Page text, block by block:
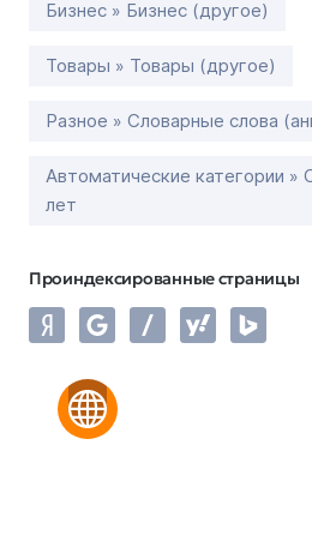
Бизнес » Бизнес (другое)
Товары » Товары (другое)
Разное » Словарные слова
Автоматические категории »
лет
Проиндексированные страницы